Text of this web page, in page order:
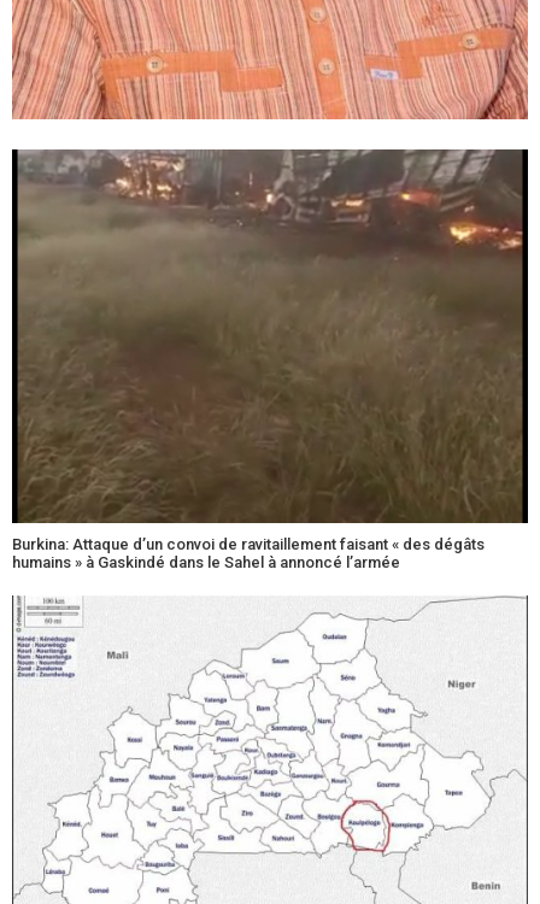
Burkina: Attaque d’un convoi de ravitaillement faisant « des dégâts
humains » à Gaskindé dans le Sahel à annoncé l’armée